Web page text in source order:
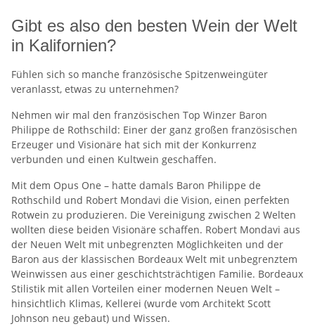
Gibt es also den besten Wein der Welt
in Kalifornien?
Fühlen sich so manche französische Spitzenweingüter
veranlasst, etwas zu unternehmen?
Nehmen wir mal den französischen Top Winzer Baron
Philippe de Rothschild: Einer der ganz großen französischen
Erzeuger und Visionäre hat sich mit der Konkurrenz
verbunden und einen Kultwein geschaffen.
Mit dem Opus One – hatte damals Baron Philippe de
Rothschild und Robert Mondavi die Vision, einen perfekten
Rotwein zu produzieren. Die Vereinigung zwischen 2 Welten
wollten diese beiden Visionäre schaffen. Robert Mondavi aus
der Neuen Welt mit unbegrenzten Möglichkeiten und der
Baron aus der klassischen Bordeaux Welt mit unbegrenztem
Weinwissen aus einer geschichtsträchtigen Familie. Bordeaux
Stilistik mit allen Vorteilen einer modernen Neuen Welt –
hinsichtlich Klimas, Kellerei (wurde vom Architekt Scott
Johnson neu gebaut) und Wissen.